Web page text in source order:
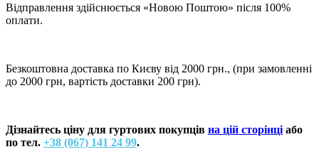
Відправлення здійснюється «Новою Поштою» після 100%
оплати.
Безкоштовна доставка по Києву від 2000 грн., (при замовленні
до 2000 грн, вартість доставки 200 грн).
Дізнайтесь ціну для гуртових покупців на цій сторінці або
по тел. +38 (067) 141 24 99.